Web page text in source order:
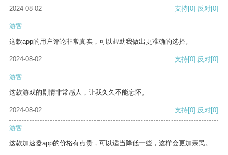
2024-08-02 支持[0] 反对[0]
游客
这款app的用户评论非常真实，可以帮助我做出更准确的选择。
2024-08-02 支持[0] 反对[0]
游客
这款游戏的剧情非常感人，让我久久不能忘怀。
2024-08-02 支持[0] 反对[0]
游客
这款加速器app的价格有点贵，可以适当降低一些，这样会更加亲民。